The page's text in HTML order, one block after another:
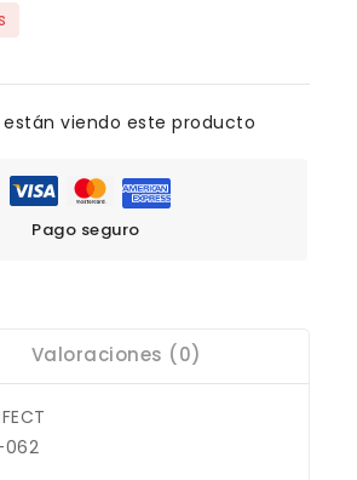
están viendo este producto
Pago seguro
Valoraciones (0)
062